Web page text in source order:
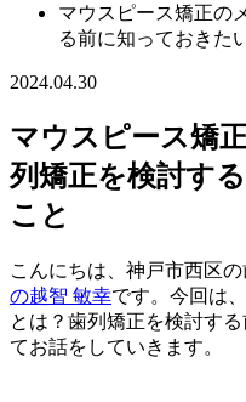
マウスピース矯正の
る前に知っておきた
2024.04.30
マウスピース矯
列矯正を検討す
こと
こんにちは、神戸市西区
の越智 敏幸です。今回は
とは？歯列矯正を検討す
てお話をしていきます。